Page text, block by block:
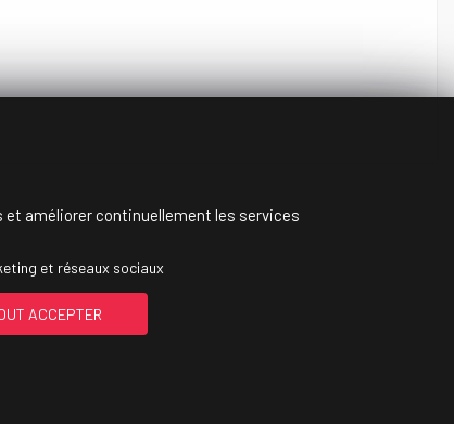
améliorer continuellement les services
et réseaux sociaux
ACCEPTER